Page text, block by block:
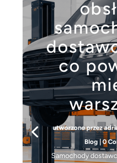
co
utworzone przez
Blog | 0
Samochody